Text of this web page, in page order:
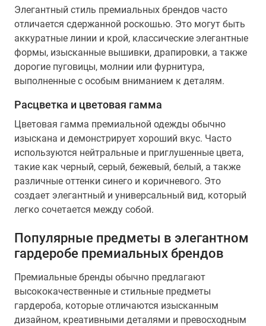
Элегантный стиль премиальных брендов часто
отличается сдержанной роскошью. Это могут быть
аккуратные линии и крой, классические элегантные
формы, изысканные вышивки, драпировки, а также
дорогие пуговицы, молнии или фурнитура,
выполненные с особым вниманием к деталям.
Расцветка и цветовая гамма
Цветовая гамма премиальной одежды обычно
изыскана и демонстрирует хороший вкус. Часто
используются нейтральные и приглушенные цвета,
такие как черный, серый, бежевый, белый, а также
различные оттенки синего и коричневого. Это
создает элегантный и универсальный вид, который
легко сочетается между собой.
Популярные предметы в элегантном
гардеробе премиальных брендов
Премиальные бренды обычно предлагают
высококачественные и стильные предметы
гардероба, которые отличаются изысканным
дизайном, креативными деталями и превосходным